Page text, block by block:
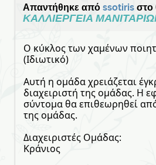
Απαντήθηκε από ssotiris στο
ΚΑΛΛΙΕΡΓΕΙΑ
Ο κύκλος των χαμένων
(Ιδιωτικό)
Αυτή η ομάδα χρειάζεται
διαχειριστή της ομάδας. Η
σύντομα θα επιθεωρηθεί
της ομάδας.
Διαχειριστές Ομάδας:
Κράνιος